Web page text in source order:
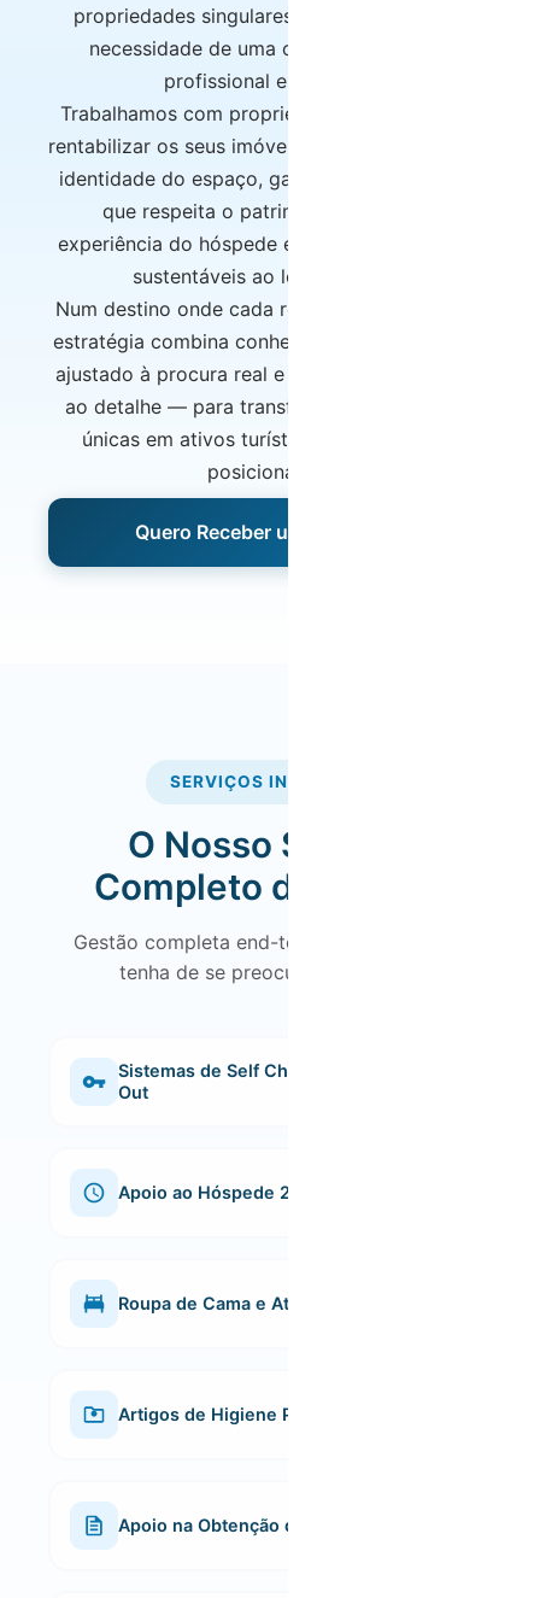
propriedades singulares, procura seletiva e
necessidade de uma operação cuidada,
profissional e eficiente.
Trabalhamos com proprietários que procuram
rentabilizar os seus imóveis sem comprometer a
identidade do espaço, garantindo uma gestão
que respeita o património, valoriza a
experiência do hóspede e assegura resultados
sustentáveis ao longo do ano.
Num destino onde cada reserva conta, a nossa
estratégia combina conhecimento local, pricing
ajustado à procura real e uma operação atenta
ao detalhe — para transformar propriedades
únicas em ativos turísticos sólidos e bem
posicionados.
Quero Receber uma Proposta
SERVIÇOS INCLUÍDOS
O Nosso Serviço
Completo de Gestão
Gestão completa end-to-end para que não
tenha de se preocupar com nada
Sistemas de Self Check-In e Check-
Out
autónoma, garantindo total conveniência.
Apoio ao Hóspede 24/7
que os hóspedes tenham uma experiência
impecável.
Roupa de Cama e Atoalhados
e confortável.
Artigos de Higiene Pessoal
proporcionar uma experiência confortável,
elegante e sem preocupações desde o primeiro
Apoio na Obtenção de Licenças AL